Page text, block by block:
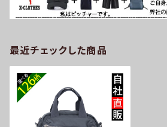
最近チェックした商品